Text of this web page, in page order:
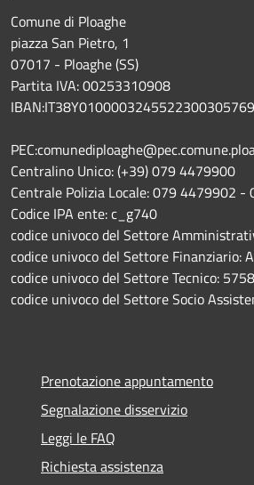
Comune di Ploaghe
piazza San Pietro, 1
07017 - Ploaghe (SS)
Partita IVA: 00253310908
IBAN:IT38Y0100003245522300305769
Centralino Unico: (+39) 079 4479900
Centrale Polizia Locale: 079 4479902 -
Codice IPA ente: c_g740
codice univoco del Settore
codice univoco del Settore Finanziario:
codice univoco del Settore Tecnico:
codice univoco del Settore Socio
Prenotazione appuntamento
Segnalazione disservizio
Leggi le FAQ
Richiesta assistenza